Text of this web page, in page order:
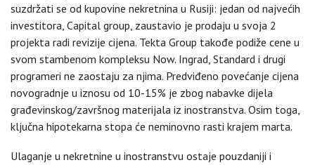
suzdržati se od kupovine nekretnina u Rusiji: jedan od najvećih
investitora, Capital group, zaustavio je prodaju u svoja 2
projekta radi revizije cijena. Tekta Group takođe podiže cene u
svom stambenom kompleksu Now. Ingrad, Standard i drugi
programeri ne zaostaju za njima. Predviđeno povećanje cijena
novogradnje u iznosu od 10-15% je zbog nabavke dijela
građevinskog/završnog materijala iz inostranstva. Osim toga,
ključna hipotekarna stopa će neminovno rasti krajem marta.
Ulaganje u nekretnine u inostranstvu ostaje pouzdaniji i